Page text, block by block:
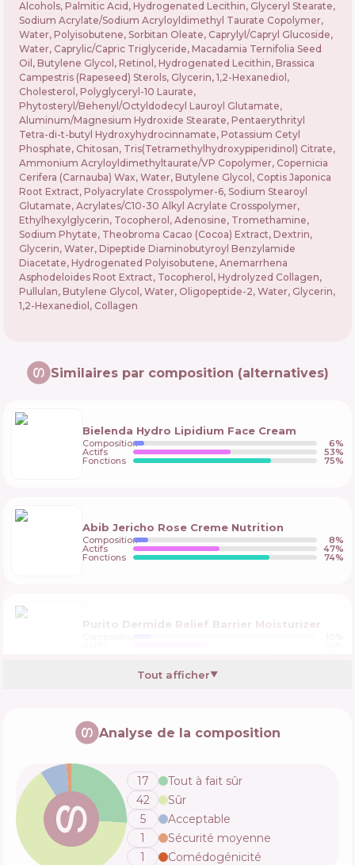
Alcohols, Palmitic Acid, Hydrogenated Lecithin, Glyceryl Stearate,
Sodium Acrylate/Sodium Acryloyldimethyl Taurate Copolymer,
Water, Polyisobutene, Sorbitan Oleate, Caprylyl/Capryl Glucoside,
Water, Caprylic/Capric Triglyceride, Macadamia Ternifolia Seed
Oil, Butylene Glycol, Retinol, Hydrogenated Lecithin, Brassica
Campestris (Rapeseed) Sterols, Glycerin, 1,2-Hexanediol,
Cholesterol, Polyglyceryl-10 Laurate,
Phytosteryl/Behenyl/Octyldodecyl Lauroyl Glutamate,
Aluminum/Magnesium Hydroxide Stearate, Pentaerythrityl
Tetra-di-t-butyl Hydroxyhydrocinnamate, Potassium Cetyl
Phosphate, Chitosan, Tris(Tetramethylhydroxypiperidinol) Citrate,
Ammonium Acryloyldimethyltaurate/VP Copolymer, Copernicia
Cerifera (Carnauba) Wax, Water, Butylene Glycol, Coptis Japonica
Root Extract, Polyacrylate Crosspolymer-6, Sodium Stearoyl
Glutamate, Acrylates/C10-30 Alkyl Acrylate Crosspolymer,
Ethylhexylglycerin, Tocopherol, Adenosine, Tromethamine,
Sodium Phytate, Theobroma Cacao (Cocoa) Extract, Dextrin,
Glycerin, Water, Dipeptide Diaminobutyroyl Benzylamide
Diacetate, Hydrogenated Polyisobutene, Anemarrhena
Asphodeloides Root Extract, Tocopherol, Hydrolyzed Collagen,
Pullulan, Butylene Glycol, Water, Oligopeptide-2, Water, Glycerin,
1,2-Hexanediol, Collagen
Similaires par composition (alternatives)
Bielenda Hydro Lipidium Face Cream
Composition 6%
Actifs 53%
Fonctions 75%
Abib Jericho Rose Creme Nutrition
Composition 8%
Actifs 47%
Fonctions 74%
Purito Dermide Relief Barrier Moisturizer
Moisturizer NEW
Composition
Sungboon Editor Deep Collagen Retinol
Power Boosting Capsule Cream
Composition
Actifs
Fonctions
Tout afficher▼
Analyse de la composition
17
Tout à fait sûr
42
Sûr
5
Acceptable
1
Sécurité moyenne
1
Comédogénicité